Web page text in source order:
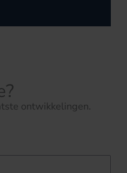
ontwikkelingen.